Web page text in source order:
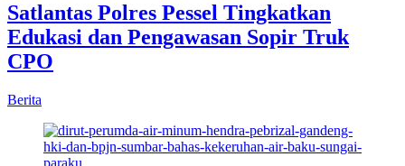
Satlantas Polres Pessel Tingkatkan
Edukasi dan Pengawasan Sopir Truk
CPO
Berita